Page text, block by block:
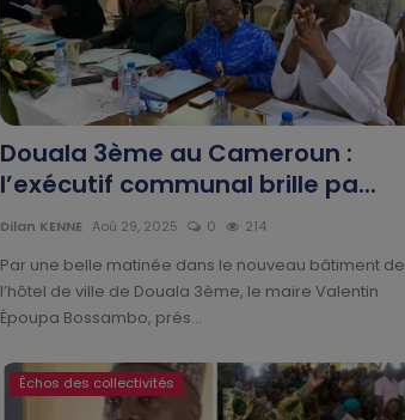
Douala 3ème au Cameroun :
l’exécutif communal brille pa...
Dilan KENNE Aoû 29, 2025 0 214
Par une belle matinée dans le nouveau bâtiment de
l’hôtel de ville de Douala 3ème, le maire Valentin
Époupa Bossambo, prés...
Échos des collectivités